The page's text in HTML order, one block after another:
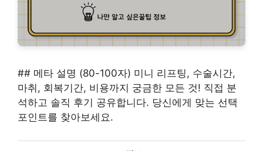
## 메타 설명 (80-100자) 미니 리프팅, 수술시간,
마취, 회복기간, 비용까지 궁금한 모든 것! 직접 분
석하고 솔직 후기 공유합니다. 당신에게 맞는 선택
포인트를 찾아보세요.